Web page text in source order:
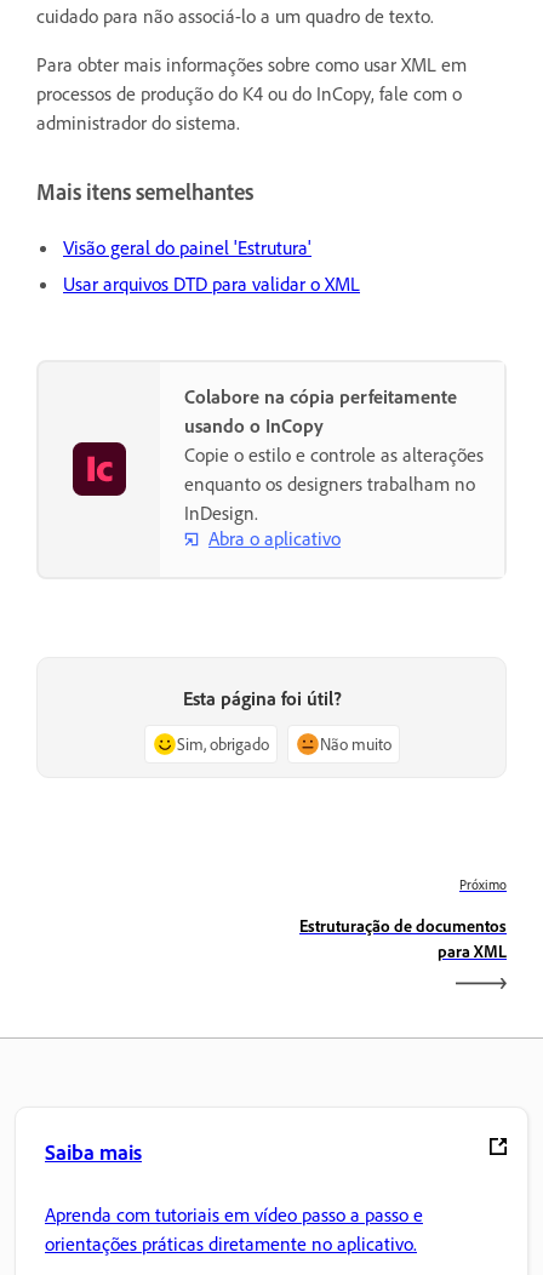
cuidado para não associá-lo a um quadro de texto.
Para obter mais informações sobre como usar XML em
processos de produção do K4 ou do InCopy, fale com o
administrador do sistema.
Mais itens semelhantes
Visão geral do painel 'Estrutura'
Usar arquivos DTD para validar o XML
Colabore na cópia perfeitamente
usando o InCopy
Copie o estilo e controle as alterações
enquanto os designers trabalham no
InDesign.
Abra o aplicativo
Esta página foi útil?
Sim, obrigado Não muito
Próximo
Estruturação de documentos
para XML
Saiba mais
Aprenda com tutoriais em vídeo passo a passo e
orientações práticas diretamente no aplicativo.